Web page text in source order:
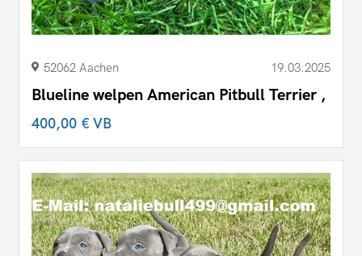
52062 Aachen 19.03.2025
Blueline welpen American Pitbull Terrier ,
400,00 €VB